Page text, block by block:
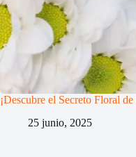
¡Descubre el Secreto Floral
25 junio, 2025